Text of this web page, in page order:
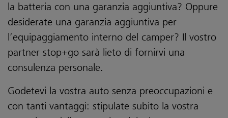
la batteria con una garanzia aggiuntiva? Oppure
desiderate una garanzia aggiuntiva per
l’equipaggiamento interno del camper? Il vostro
partner stop+go sarà lieto di fornirvi una
consulenza personale.
Godetevi la vostra auto senza preoccupazioni e
con tanti vantaggi: stipulate subito la vostra